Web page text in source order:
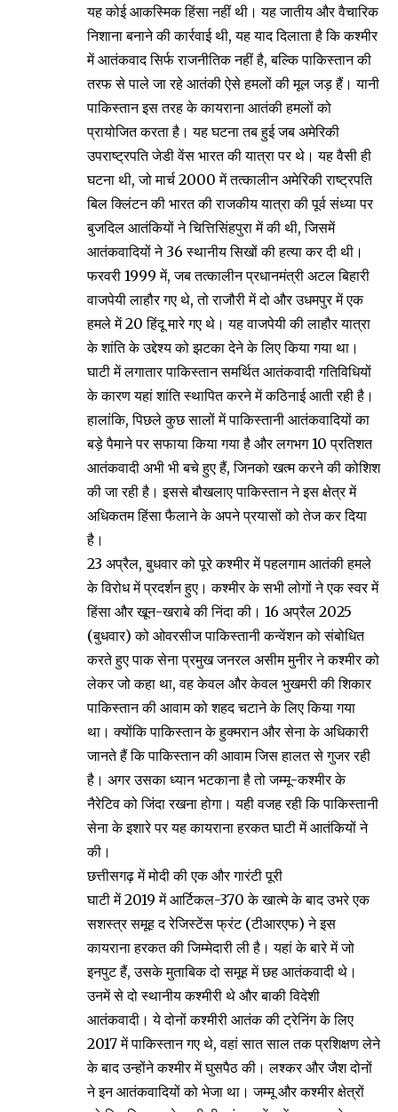
यह कोई आकस्मिक हिंसा नहीं थी। यह जातीय और वैचारिक
निशाना बनाने की कार्रवाई थी, यह याद दिलाता है कि कश्मीर
में आतंकवाद सिर्फ राजनीतिक नहीं है, बल्कि पाकिस्तान की
तरफ से पाले जा रहे आतंकी ऐसे हमलों की मूल जड़ हैं। यानी
पाकिस्तान इस तरह के कायराना आतंकी हमलों को
प्रायोजित करता है। यह घटना तब हुई जब अमेरिकी
उपराष्ट्रपति जेडी वेंस भारत की यात्रा पर थे। यह वैसी ही
घटना थी, जो मार्च 2000 में तत्कालीन अमेरिकी राष्ट्रपति
बिल क्लिंटन की भारत की राजकीय यात्रा की पूर्व संध्या पर
बुजदिल आतंकियों ने चित्तिसिंहपुरा में की थी, जिसमें
आतंकवादियों ने 36 स्थानीय सिखों की हत्या कर दी थी।
फरवरी 1999 में, जब तत्कालीन प्रधानमंत्री अटल बिहारी
वाजपेयी लाहौर गए थे, तो राजौरी में दो और उधमपुर में एक
हमले में 20 हिंदू मारे गए थे। यह वाजपेयी की लाहौर यात्रा
के शांति के उद्देश्य को झटका देने के लिए किया गया था।
घाटी में लगातार पाकिस्तान समर्थित आतंकवादी गतिविधियों
के कारण यहां शांति स्थापित करने में कठिनाई आती रही है।
हालांकि, पिछले कुछ सालों में पाकिस्तानी आतंकवादियों का
बड़े पैमाने पर सफाया किया गया है और लगभग 10 प्रतिशत
आतंकवादी अभी भी बचे हुए हैं, जिनको खत्म करने की कोशिश
की जा रही है। इससे बौखलाए पाकिस्तान ने इस क्षेत्र में
अधिकतम हिंसा फैलाने के अपने प्रयासों को तेज कर दिया
है।
23 अप्रैल, बुधवार को पूरे कश्मीर में पहलगाम आतंकी हमले
के विरोध में प्रदर्शन हुए। कश्मीर के सभी लोगों ने एक स्वर में
हिंसा और खून-खराबे की निंदा की। 16 अप्रैल 2025
(बुधवार) को ओवरसीज पाकिस्तानी कन्वेंशन को संबोधित
करते हुए पाक सेना प्रमुख जनरल असीम मुनीर ने कश्मीर को
लेकर जो कहा था, वह केवल और केवल भुखमरी की शिकार
पाकिस्तान की आवाम को शहद चटाने के लिए किया गया
था। क्योंकि पाकिस्तान के हुक्मरान और सेना के अधिकारी
जानते हैं कि पाकिस्तान की आवाम जिस हालत से गुजर रही
है। अगर उसका ध्यान भटकाना है तो जम्मू-कश्मीर के
नैरेटिव को जिंदा रखना होगा। यही वजह रही कि पाकिस्तानी
सेना के इशारे पर यह कायराना हरकत घाटी में आतंकियों ने
की।
छत्तीसगढ़ में मोदी की एक और गारंटी पूरी
घाटी में 2019 में आर्टिकल-370 के खात्मे के बाद उभरे एक
सशस्त्र समूह द रेजिस्टेंस फ्रंट (टीआरएफ) ने इस
कायराना हरकत की जिम्मेदारी ली है। यहां के बारे में जो
इनपुट हैं, उसके मुताबिक दो समूह में छह आतंकवादी थे।
उनमें से दो स्थानीय कश्मीरी थे और बाकी विदेशी
आतंकवादी। ये दोनों कश्मीरी आतंक की ट्रेनिंग के लिए
2017 में पाकिस्तान गए थे, वहां सात साल तक प्रशिक्षण लेने
के बाद उन्होंने कश्मीर में घुसपैठ की। लश्कर और जैश दोनों
ने इन आतंकवादियों को भेजा था। जम्मू और कश्मीर क्षेत्रों